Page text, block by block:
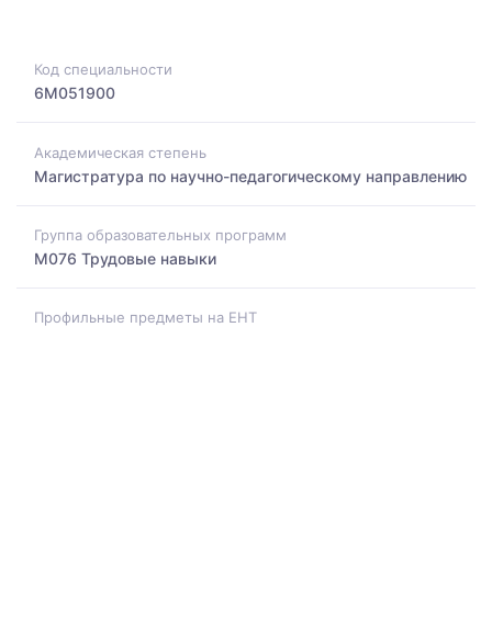
Код специальности
6M051900
Академическая степень
Магистратура по научно-педагогическому направлению
Группа образовательных программ
M076 Трудовые навыки
Профильные предметы на ЕНТ